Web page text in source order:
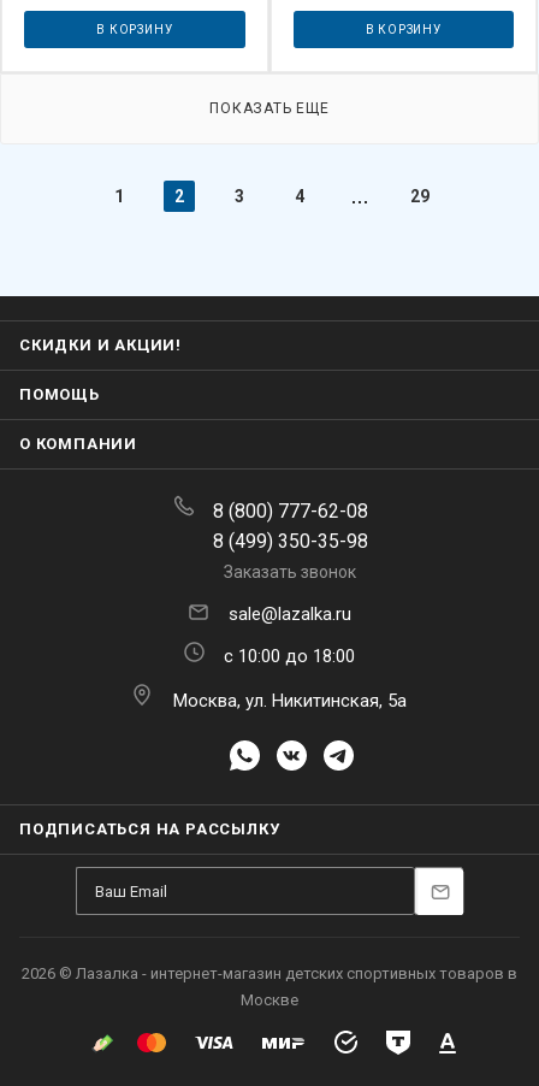
В КОРЗИНУ В КОРЗИНУ
ПОКАЗАТЬ ЕЩЕ
1 2 3 4 29
СКИДКИ И АКЦИИ!
ПОМОЩЬ
О КОМПАНИИ
8 (800) 777-62-08
8 (499) 350-35-98
Заказать звонок
sale@lazalka.ru
с 10:00 до 18:00
Москва, ул. Никитинская, 5а
ПОДПИСАТЬСЯ НА РАССЫЛКУ
2026 © Лазалка - интернет-магазин детских спортивных товаров в
Москве